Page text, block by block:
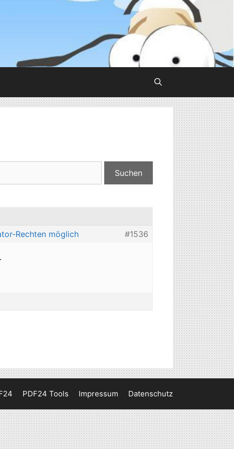
Rechten möglich
#1536
PDF24 Tools Impressum Datenschutz